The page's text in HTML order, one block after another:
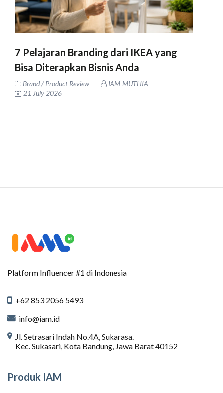
7 Pelajaran Branding dari IKEA yang
Bisa Diterapkan Bisnis Anda
Brand / Product Review
IAM-MUTHIA
21 July 2026
Platform Influencer #1 di Indonesia
+62 853 2056 5493
info@iam.id
Jl. Setrasari Indah No.4A, Sukarasa.
Kec. Sukasari, Kota Bandung, Jawa Barat 40152
Produk IAM